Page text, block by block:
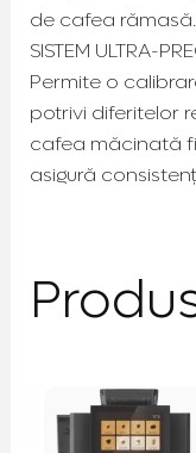
de cafea rămasă.
SISTEM ULTRA-
Permite o
potrivi diferitelor
cafea măcinată
asigură